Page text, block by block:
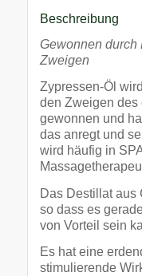
Beschreibung
Gewonnen durch
Zweigen
Zypressen-Öl
den Zweigen des
gewonnen und
das anregt und
wird häufig in
Das Destillat aus
so dass es
von Vorteil sein
Es hat eine
stimulierende